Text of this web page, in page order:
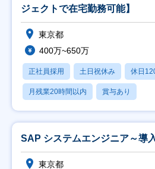
ジェクトで在宅勤務可能】
東京都
400万~650万
正社員採用 土日祝休み 休日
月残業20時間以内 賞与あり
SAP システムエンジニア～導
東京都